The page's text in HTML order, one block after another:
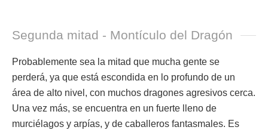
Segunda mitad - Montículo del Dragón
Probablemente sea la mitad que mucha gente se
perderá, ya que está escondida en lo profundo de un
área de alto nivel, con muchos dragones agresivos cerca.
Una vez más, se encuentra en un fuerte lleno de
murciélagos y arpías, y de caballeros fantasmales. Es